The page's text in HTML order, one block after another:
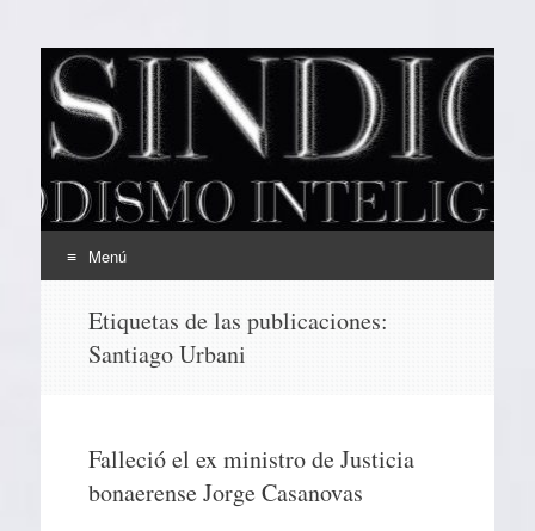
EL SINDICAL
Periodismo Inteligente
Menú
contenido
Etiquetas de las publicaciones:
Santiago Urbani
Falleció el ex ministro de Justicia
bonaerense Jorge Casanovas